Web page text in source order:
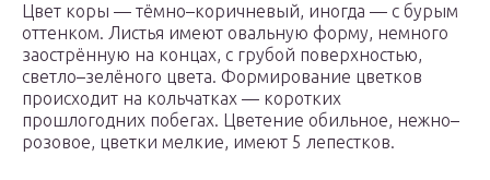
Цвет коры — тёмно–коричневый, иногда — с бурым
оттенком. Листья имеют овальную форму, немного
заострённую на концах, с грубой поверхностью,
светло–зелёного цвета. Формирование цветков
происходит на кольчатках — коротких
прошлогодних побегах. Цветение обильное, нежно–
розовое, цветки мелкие, имеют 5 лепестков.